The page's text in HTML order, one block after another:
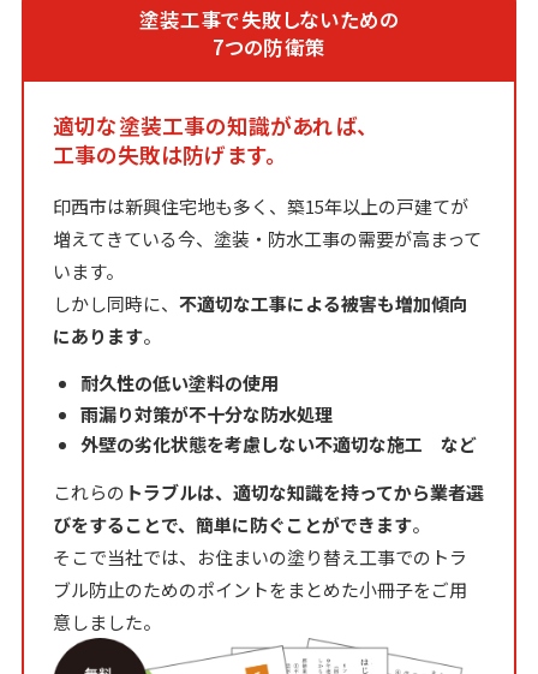
塗装工事で失敗しないための
7つの防衛策
適切な塗装工事の知識があれば、
工事の失敗は防げます。
印西市は新興住宅地も多く、築15年以上の戸建てが
増えてきている今、塗装・防水工事の需要が高まって
います。
しかし同時に、不適切な工事による被害も増加傾向
にあります。
耐久性の低い塗料の使用
雨漏り対策が不十分な防水処理
外壁の劣化状態を考慮しない不適切な施工 など
これらの トラブルは、適切な知識を持ってから業者選
びをすることで、簡単に防ぐことができます。
そこで当社では、お住まいの塗り替え工事でのトラ
ブル防止のためのポイントをまとめた小冊子をご用
意しました。